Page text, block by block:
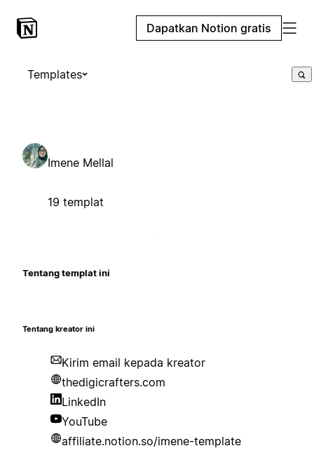
Dapatkan Notion gratis
Templates
Imene Mellal
19 templat
Tentang templat ini
Tentang kreator ini
Kirim email kepada kreator
thedigicrafters.com
LinkedIn
YouTube
affiliate.notion.so/imene-template